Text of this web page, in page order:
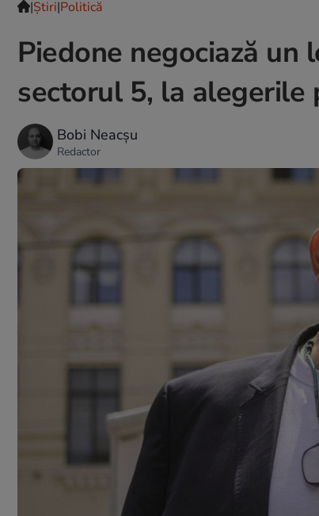
|Ştiri|Politică
Piedone negociază un
sectorul 5, la alegerile
Bobi Neacșu
Redactor